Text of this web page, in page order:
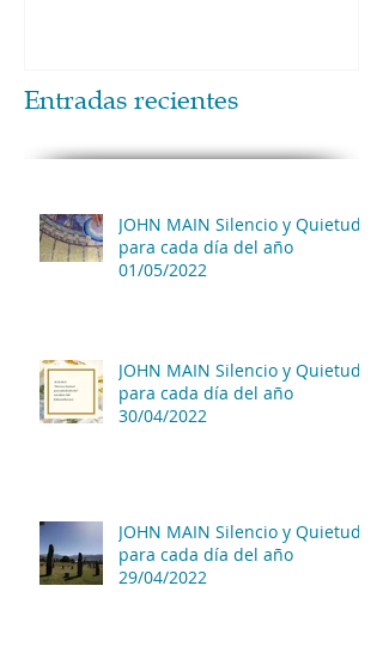
Entradas recientes
JOHN MAIN Silencio y Quietud
para cada día del año
01/05/2022
JOHN MAIN Silencio y Quietud
para cada día del año
30/04/2022
JOHN MAIN Silencio y Quietud
para cada día del año
29/04/2022